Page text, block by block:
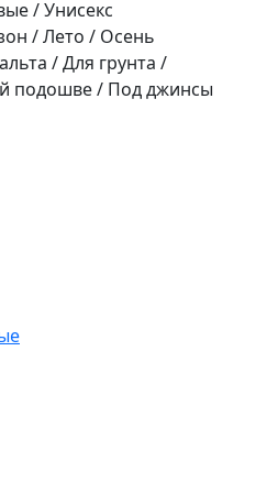
/ Унисекс
/ Лето / Осень
/ Для грунта /
подошве / Под джинсы